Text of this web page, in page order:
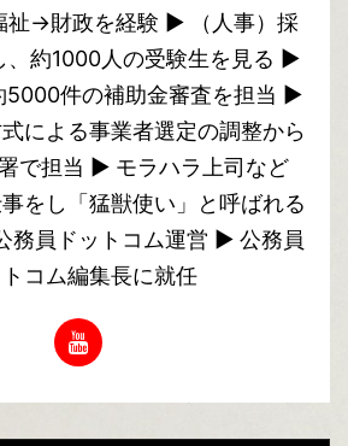
→財政を経験 ▶︎ （人事）採
、約1000人の受験生を見る ▶︎
5000件の補助金審査を担当 ▶︎
による事業者選定の調整から
で担当 ▶︎ モラハラ上司など
をし「猛獣使い」と呼ばれる
務員ドットコム運営 ▶︎ 公務員
トコム編集長に就任